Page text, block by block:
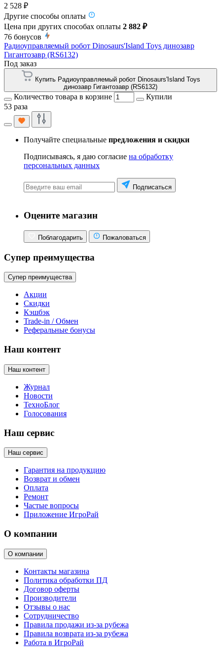
2 528 ₽
Другие способы оплаты
Цена при других способах оплаты 2 882 ₽
76 бонусов
Радиоуправляемый робот Dinosaurs'Island Toys динозавр
Гигантозавр (RS6132)
Под заказ
Купить Радиоуправляемый робот Dinosaurs'Island Toys
динозавр Гигантозавр (RS6132)
Количество товара в корзине
Купили
53 раза
Получайте специальные предложения и скидки
Подписываясь, я даю согласие на обработку
персональных данных
Подписаться
Оцените магазин
Поблагодарить Пожаловаться
Супер преимущества
Супер преимущества
Акции
Скидки
Кэшбэк
Trade-in / Обмен
Реферальные бонусы
Наш контент
Наш контент
Журнал
Новости
ТехноБлог
Голосования
Наш сервис
Наш сервис
Гарантия на продукцию
Возврат и обмен
Оплата
Ремонт
Частые вопросы
Приложение ИгроРай
О компании
О компании
Контакты магазина
Политика обработки ПД
Договор оферты
Производители
Отзывы о нас
Сотрудничество
Правила продажи из-за рубежа
Правила возврата из-за рубежа
Работа в ИгроРай